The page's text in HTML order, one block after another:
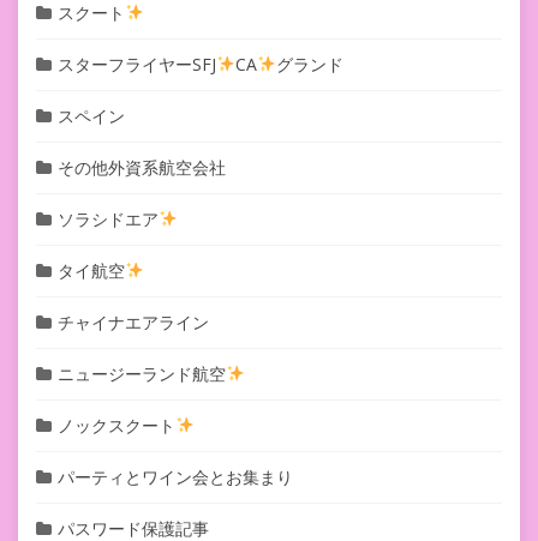
スクート
スターフライヤーSFJ CA グランド
スペイン
その他外資系航空会社
ソラシドエア
タイ航空
チャイナエアライン
ニュージーランド航空
ノックスクート
パーティとワイン会とお集まり
パスワード保護記事